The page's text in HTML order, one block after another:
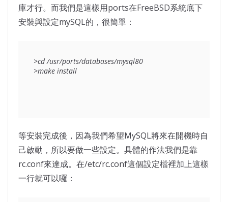
庫才行。而我們是這樣用ports在FreeBSD系統底下
安裝與設定mySQL的，很簡單：
>cd /usr/ports/databases/mysql80
>make install
等安裝完成後，因為我們希望MySQL將來在開機時自
己啟動，所以要做一些設定。具體的作法我們是靠
rc.conf來達成。在/etc/rc.conf這個設定檔裡加上這樣
一行就可以囉：